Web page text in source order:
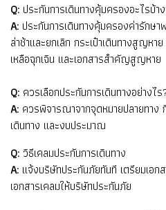
Q: ประกันการเดินทางคุ้มครองอะไรบ้า
A: ประกันการเดินทางคุ้มครองค่ารักษา
ล่าช้าและยกเลิก กระเป๋าเดินทางสูญหา
เหลือฉุกเฉิน และเอกสารสำคัญสูญหาย
Q: ควรเลือกประกันการเดินทางอย่างไร
A: ควรพิจารณาจากจุดหมายปลายทาง
เดินทาง และงบประมาณ
Q: วิธีเคลมประกันการเดินทาง
A: แจ้งบริษัทประกันภัยทันที เตรียมเอก
เอกสารเคลมให้บริษัทประกันภัย